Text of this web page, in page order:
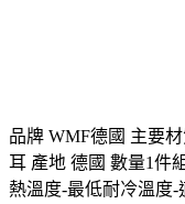
品牌 WMF德國 主要
耳 產地 德國 數量1件
熱溫度-最低耐冷溫度-